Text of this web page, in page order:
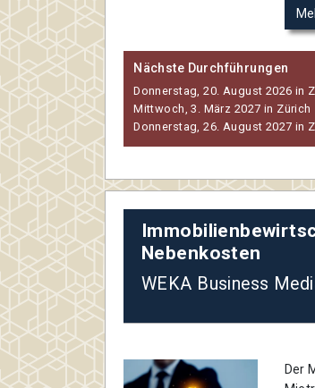
Nächste Durchführungen
Donnerstag, 20. August 2026 in
Mittwoch, 3. März 2027 in Zürich
Donnerstag, 26. August 2027 in
Nebenkosten
WEKA Business
Der